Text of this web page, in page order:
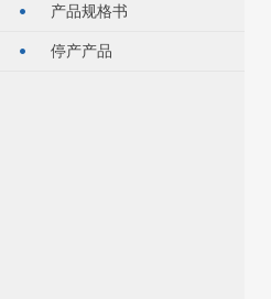
产品规格书
停产产品